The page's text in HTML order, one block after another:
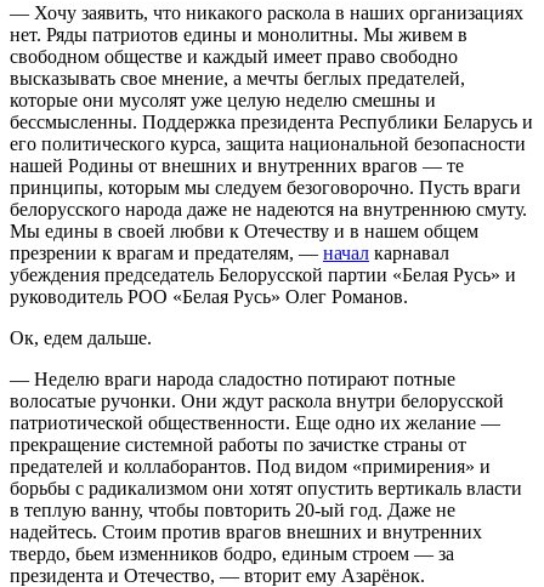
— Хочу заявить, что никакого раскола в наших организациях
нет. Ряды патриотов едины и монолитны. Мы живем в
свободном обществе и каждый имеет право свободно
высказывать свое мнение, а мечты беглых предателей,
которые они мусолят уже целую неделю смешны и
бессмысленны. Поддержка президента Республики Беларусь и
его политического курса, защита национальной безопасности
нашей Родины от внешних и внутренних врагов — те
принципы, которым мы следуем безоговорочно. Пусть враги
белорусского народа даже не надеются на внутреннюю смуту.
Мы едины в своей любви к Отечеству и в нашем общем
презрении к врагам и предателям, — начал карнавал
убеждения председатель Белорусской партии «Белая Русь» и
руководитель РОО «Белая Русь» Олег Романов.
Ок, едем дальше.
— Неделю враги народа сладостно потирают потные
волосатые ручонки. Они ждут раскола внутри белорусской
патриотической общественности. Еще одно их желание —
прекращение системной работы по зачистке страны от
предателей и коллаборантов. Под видом «примирения» и
борьбы с радикализмом они хотят опустить вертикаль власти
в теплую ванну, чтобы повторить 20-ый год. Даже не
надейтесь. Стоим против врагов внешних и внутренних
твердо, бьем изменников бодро, единым строем — за
президента и Отечество, — вторит ему Азарёнок.